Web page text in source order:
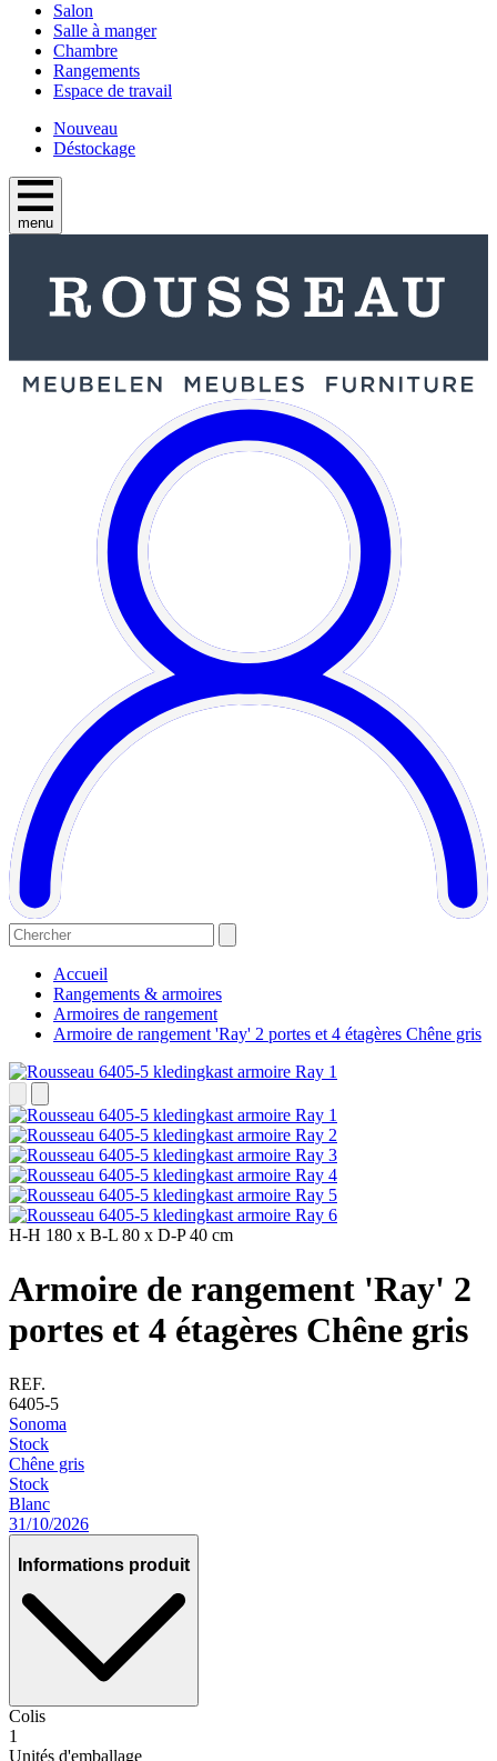
Salon
Salle à manger
Chambre
Rangements
Espace de travail
Nouveau
Déstockage
menu
Accueil
Rangements & armoires
Armoires de rangement
Armoire de rangement 'Ray' 2 portes et 4 étagères Chêne gris
H-H 180 x B-L 80 x D-P40 cm
Armoire de rangement 'Ray' 2
portes et 4 étagères Chêne gris
REF.
6405-5
Sonoma
Stock
Chêne gris
Stock
Blanc
31/10/2026
Informations produit
Colis
1
Unités d'emballage